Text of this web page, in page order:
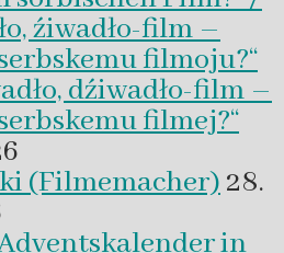
źiwadło-film –
filmoju?“
dźiwadło-film –
filmej?“
(Filmemacher)28.
in